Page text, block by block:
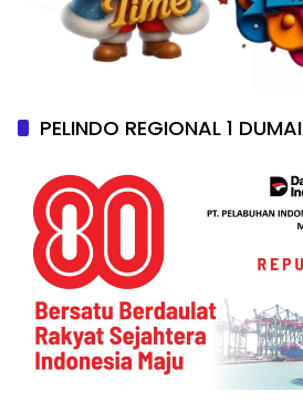
PELINDO REGIONAL 1 DUMAI